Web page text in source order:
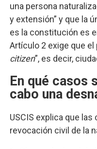
una persona
y extensión” y que la
es la constitución es
Artículo 2 exige que el
citizen”, es decir,
En qué casos
cabo una
USCIS explica que
revocación civil de la